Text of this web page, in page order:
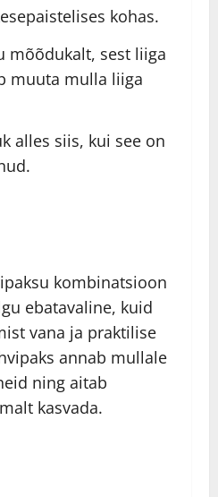
kohas.
mõõdukalt, sest liiga
muuta mulla liiga
alles siis, kui see on
kombinatsioon
ebatavaline, kuid
vana ja praktilise
annab mullale
ning aitab
kasvada.